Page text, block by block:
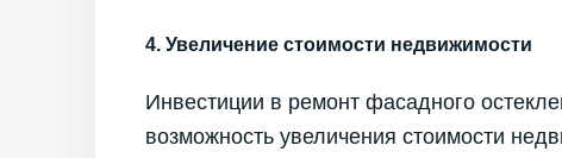
4. Увеличение стоимости недвижимости
Инвестиции в ремонт фасадного
возможность увеличения стоимости